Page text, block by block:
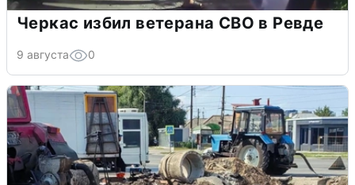
Черкас избил ветерана СВО в Ревде
9 августа 0